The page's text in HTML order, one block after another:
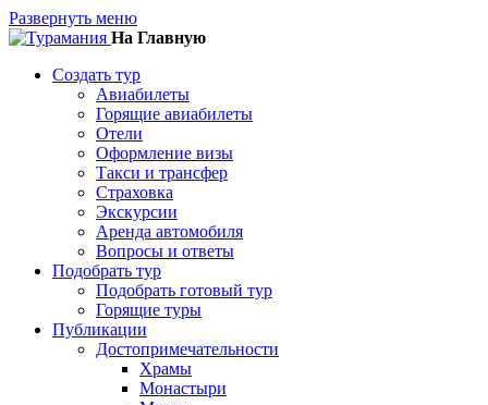
Развернуть меню
На Главную
Создать тур
Авиабилеты
Горящие авиабилеты
Отели
Оформление визы
Такси и трансфер
Страховка
Экскурсии
Аренда автомобиля
Вопросы и ответы
Подобрать тур
Подобрать готовый тур
Горящие туры
Публикации
Достопримечательности
Храмы
Монастыри